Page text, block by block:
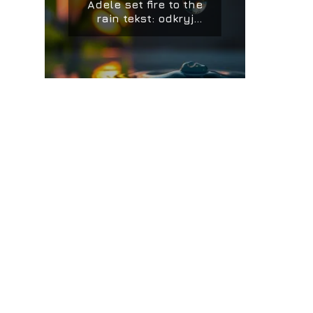
Adele set fire to the
rain tekst: odkryj
piękno słów tej
piosenki